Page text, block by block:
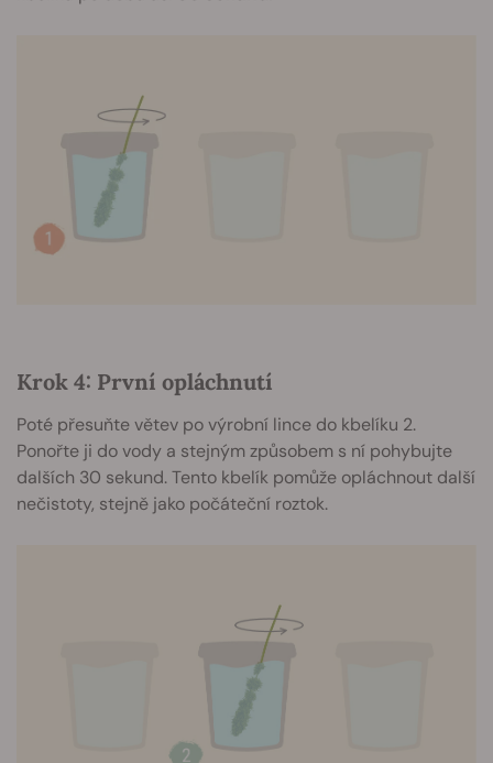
Krok 4: První opláchnutí
Poté přesuňte větev po výrobní lince do kbelíku 2.
Ponořte ji do vody a stejným způsobem s ní pohybujte
dalších 30 sekund. Tento kbelík pomůže opláchnout další
nečistoty, stejně jako počáteční roztok.